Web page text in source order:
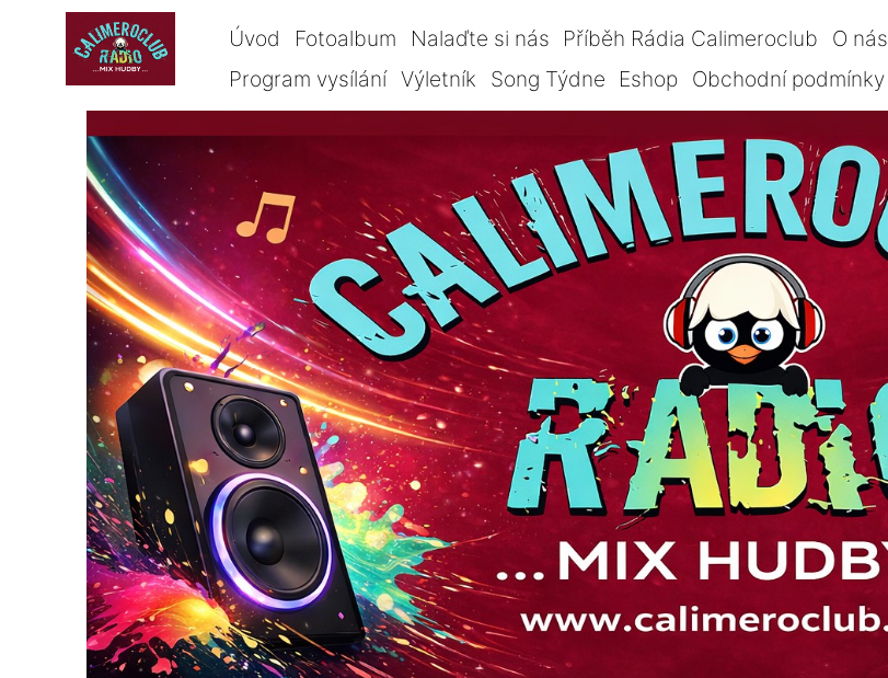
Úvod Fotoalbum Nalaďte si nás Příběh Rádia Calimeroclub O nás
Program vysílání Výletník Song Týdne Eshop Obchodní podmínky